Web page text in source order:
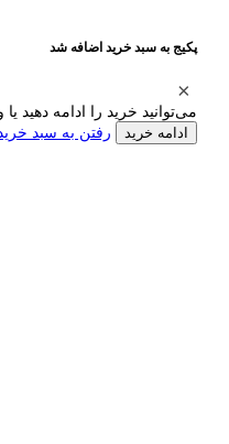
پکیج به سبد خرید اضافه شد
می‌توانید خرید را ادامه دهید
ادامه خرید رفتن به سبد خرید